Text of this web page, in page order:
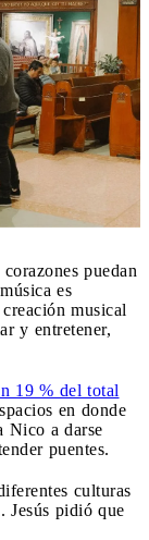
puedan
es
musical
y entretener,
19 % del total
en donde
Nico a darse
puentes.
culturas
Jesús pidió que